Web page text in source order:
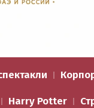
Harry Potter